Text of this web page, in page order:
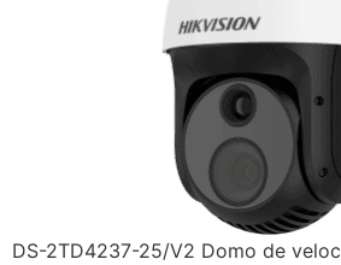
DS-2TD4237-25/V2 Domo de